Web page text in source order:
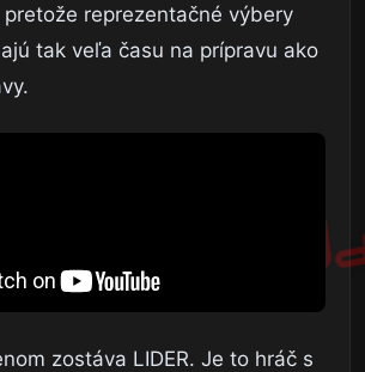
reprezentačné výbery
tak veľa času na prípravu ako
zostáva LIDER. Je to hráč s